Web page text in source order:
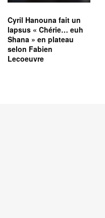
Cyril Hanouna fait un
lapsus « Chérie… euh
Shana » en plateau
selon Fabien
Lecoeuvre